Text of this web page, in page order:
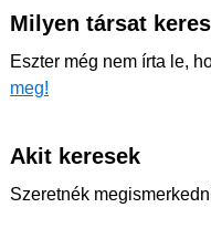
Milyen társat
Eszter még nem írta le,
meg!
Akit keresek
Szeretnék